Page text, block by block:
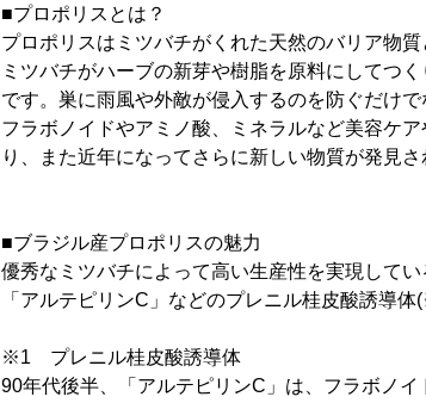
■プロポリスとは？
プロポリスはミツバチがくれた天然のバリア物質
ミツバチがハーブの新芽や樹脂を原料にしてつ
です。巣に雨風や外敵が侵入するのを防ぐだけ
フラボノイドやアミノ酸、ミネラルなど美容ケ
り、また近年になってさらに新しい物質が発見
■ブラジル産プロポリスの魅力
優秀なミツバチによって高い生産性を実現して
「アルテピリンC」などのプレニル桂皮酸誘導
※1 プレニル桂皮酸誘導体
90年代後半、「アルテピリンC」は、フラボノ